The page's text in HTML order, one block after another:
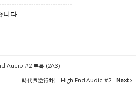
니다.
Audio #2 부록 (2A3)
時代를逆行하는 High End Audio #2 Next